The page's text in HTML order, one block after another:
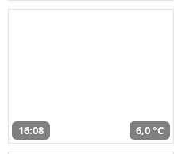
16:08 6,0 °C